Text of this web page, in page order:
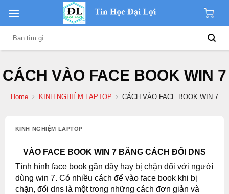
content
CÁCH VÀO FACE BOOK WIN 7
Home KINH NGHIỆM LAPTOP CÁCH VÀO FACE BOOK WIN 7
KINH NGHIỆM LAPTOP
VÀO FACE BOOK WIN 7 BẰNG CÁCH ĐỔI DNS
Tình hình face book gần đây hay bị chặn đối với người
dùng win 7. Có nhiều cách để vào face book khi bị
chặn, đổi dns là một trong những cách đơn giản và